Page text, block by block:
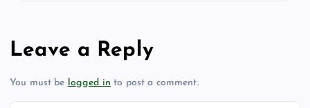
Leave a Reply
You must be logged in to post a comment.